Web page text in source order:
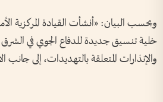
وبحسب البيان: «أنشأت القيادة المركزية
خلية تنسيق جديدة للدفاع الجوي في الشرق
والإنذارات المتعلقة بالتهديدات، إلى جانب